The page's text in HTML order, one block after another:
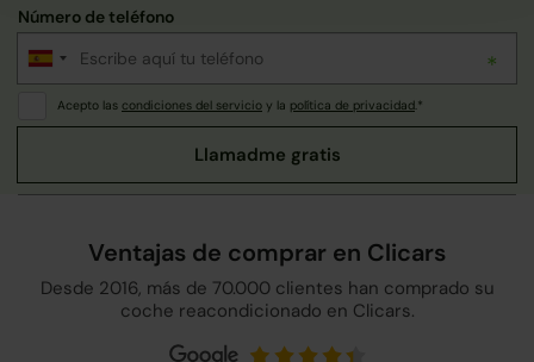
Número de teléfono
Acepto las condiciones del servicio y la política de privacidad.*
Ventajas de comprar en Clicars
Desde 2016, más de 70.000 clientes han comprado su
coche reacondicionado en Clicars.